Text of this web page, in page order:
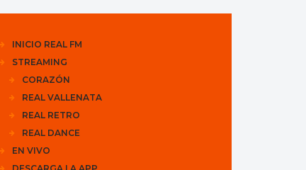
INICIO REAL FM
STREAMING
CORAZÓN
REAL VALLENATA
REAL RETRO
REAL DANCE
EN VIVO